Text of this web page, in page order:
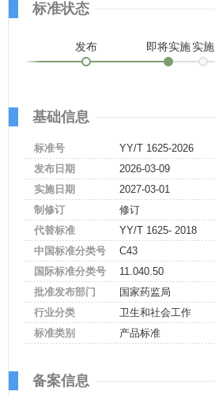
标准状态
发布 即将实施实施
基础信息
标准号
YY/T 1625-2026
发布日期
2026-03-09
实施日期
2027-03-01
制修订
修订
代替标准
YY/T 1625- 2018
中国标准分类号
C43
国际标准分类号
11.040.50
批准发布部门
国家药监局
行业分类
卫生和社会工作
标准类别
产品标准
备案信息